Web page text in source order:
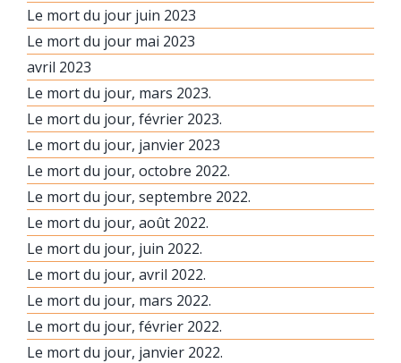
Le mort du jour juin 2023
Le mort du jour mai 2023
avril 2023
Le mort du jour, mars 2023.
Le mort du jour, février 2023.
Le mort du jour, janvier 2023
Le mort du jour, octobre 2022.
Le mort du jour, septembre 2022.
Le mort du jour, août 2022.
Le mort du jour, juin 2022.
Le mort du jour, avril 2022.
Le mort du jour, mars 2022.
Le mort du jour, février 2022.
Le mort du jour, janvier 2022.